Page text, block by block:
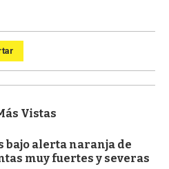
Vistas
bajo alerta naranja de
muy fuertes y severas